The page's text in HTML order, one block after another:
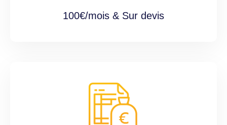
100€/mois & Sur devis